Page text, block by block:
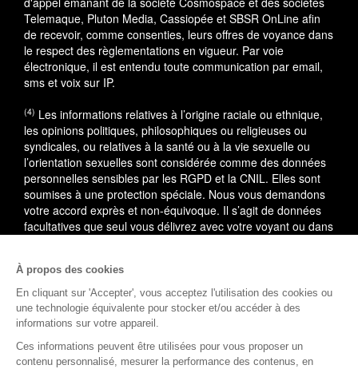
Telemaque, Pluton Media, Cassiopée et SBSR OnLine afin
de recevoir, comme consenties, leurs offres de voyance dans
le respect des règlementations en vigueur. Par voie
électronique, il est entendu toute communication par email,
sms et voix sur IP.
(4) Les informations relatives à l’origine raciale ou ethnique,
les opinions politiques, philosophiques ou religieuses ou
syndicales, ou relatives à la santé ou à la vie sexuelle ou
l’orientation sexuelles sont considérée comme des données
personnelles sensibles par les RGPD et la CNIL. Elles sont
soumises à une protection spéciale. Nous vous demandons
votre accord exprès et non-équivoque. Il s’agit de données
facultatives que seul vous délivrez avec votre voyant ou dans
En cas de litige, vous pouvez saisir le médiateur de la
consommation : AVENIR CONSO, 09 53 01 02 69. En savoir
plus
L'accès à cette offre commerciale est soumis aux
conditions suivantes : 10 minutes de voyance au tarif spécial
À propos des cookies
En cliquant sur 'Accepter', vous acceptez l'utilisation des cookies ou
une technologie équivalente pour stocker et/ou accéder à des
informations sur votre appareil.
Ces informations peuvent être utilisées pour vous proposer un
contenu personnalisé, mesurer la performance des contenus, en